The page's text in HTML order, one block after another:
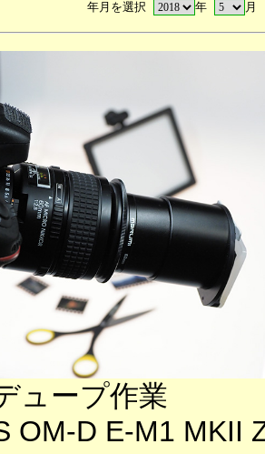
年月を選択 年 月
ュープ作業
OM-D E-M1 MKII